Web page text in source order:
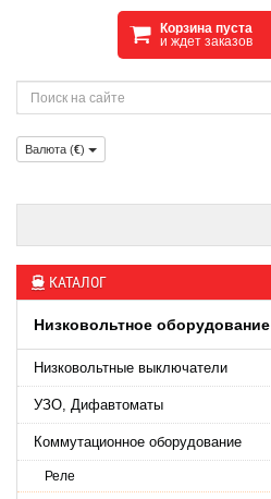
Корзина пуста
и ждет заказов
Валюта (€)
КАТАЛОГ
Низковольтное оборудование
Низковольтные выключатели
УЗО, Дифавтоматы
Коммутационное оборудование
Реле